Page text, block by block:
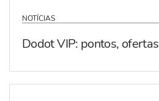
NOTÍCIAS
Dodot VIP: pontos,